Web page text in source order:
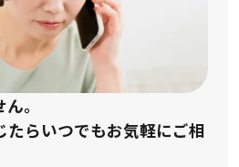
。
たらいつでもお気軽にご相